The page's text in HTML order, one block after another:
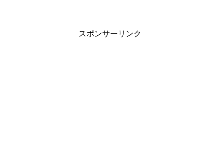
スポンサーリンク